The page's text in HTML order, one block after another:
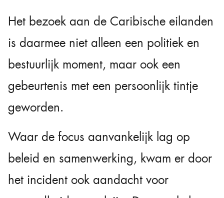
Het bezoek aan de Caribische eilanden
is daarmee niet alleen een politiek en
bestuurlijk moment, maar ook een
gebeurtenis met een persoonlijk tintje
geworden.
Waar de focus aanvankelijk lag op
beleid en samenwerking, kwam er door
het incident ook aandacht voor